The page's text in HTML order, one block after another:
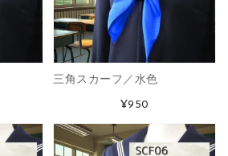
三角スカーフ／水色
¥950